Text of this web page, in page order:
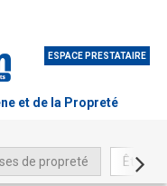
ESPACE PRESTATAIRE
et de la Propreté
de propreté Être